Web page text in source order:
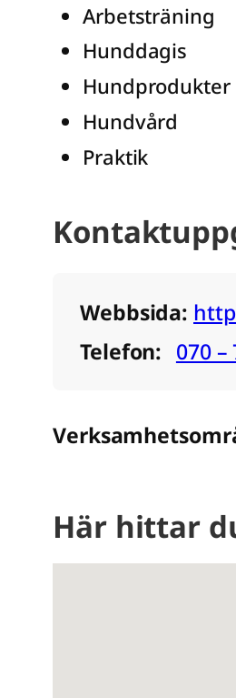
Arbetsträning
Hunddagis
Hundprodukter
Hundvård
Praktik
Webbsida:
Telefon: 070 –
Här hittar